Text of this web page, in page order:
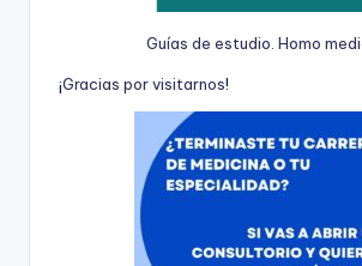
Guías de estudio. Homo
¡Gracias porvisitarnos!